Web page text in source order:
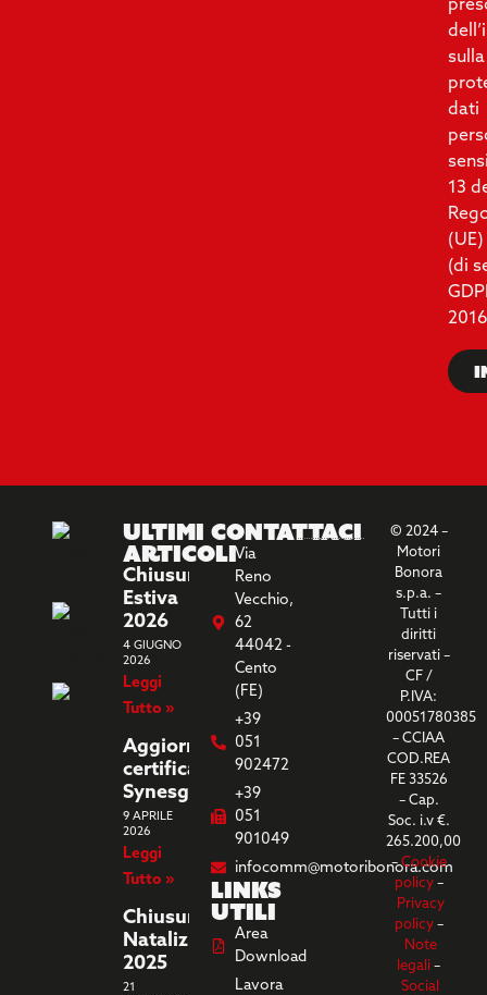
sulla
dati
13
(di
Ultimi
Articoli
Chiusura
Estiva
2026
4 GIUGNO
2026
Leggi
Tutto »
Aggiornamento
certificazione
Synesgy
9 APRILE
2026
Leggi
Tutto »
Chiusura
Natalizia
2025
21
Contattaci
Via
Reno
Vecchio,
62
44042 -
Cento
(FE)
+39
051
902472
+39
051
901049
infocomm@motoribonora.com
Links
utili
Area
Download
Lavora
© 2024 –
Motori
Bonora
s.p.a. –
Tutti i
diritti
riservati –
CF /
P.IVA:
00051780385
– CCIAA
COD.REA
FE 33526
– Cap.
Soc. i.v €.
265.200,00
–Cookie
policy–
Privacy
policy–
Note
legali –
Social